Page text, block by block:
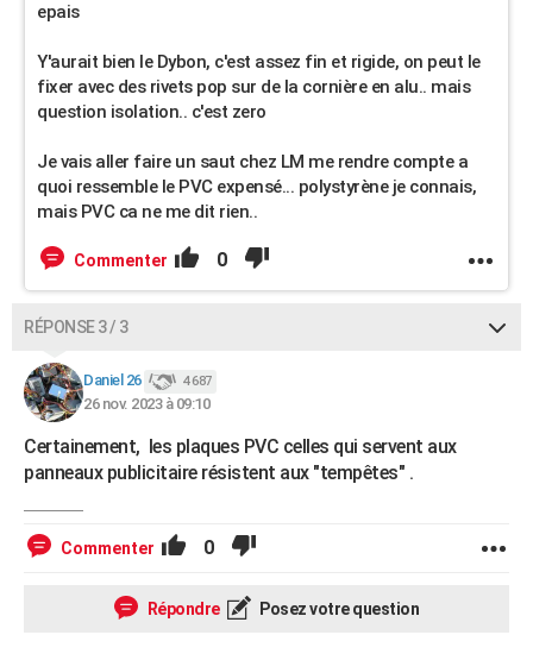
epais
Y'aurait bien le Dybon, c'est assez fin et rigide, on peut le
fixer avec des rivets pop sur de la cornière en alu.. mais
question isolation.. c'est zero
Je vais aller faire un saut chez LM me rendre compte a
quoi ressemble le PVC expensé... polystyrène je connais,
mais PVC ca ne me dit rien..
Commenter 0
RÉPONSE 3 / 3
Daniel 26 4 687
26 nov. 2023 à 09:10
Certainement, les plaques PVC celles qui servent aux
panneaux publicitaire résistent aux "tempêtes" .
Commenter 0
Répondre Posez votre question